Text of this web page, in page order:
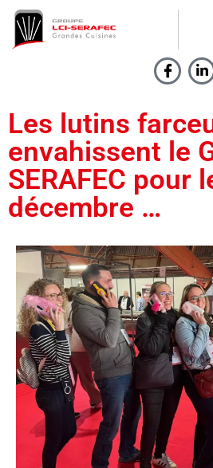
Les lutins
envahissent le
SERAFEC pour
décembre …